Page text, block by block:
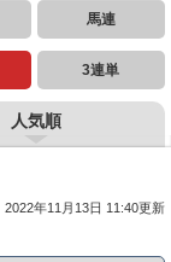
馬連
3連単
人気順
2022年11月13日 11:40更新